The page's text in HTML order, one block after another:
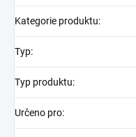
Kategorie produktu:
Typ:
Typ produktu:
Určeno pro: